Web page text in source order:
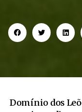
Domínio dos